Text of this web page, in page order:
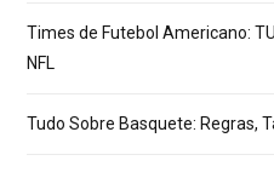
Times de Futebol Americano:
NFL
Tudo Sobre Basquete: Regras,